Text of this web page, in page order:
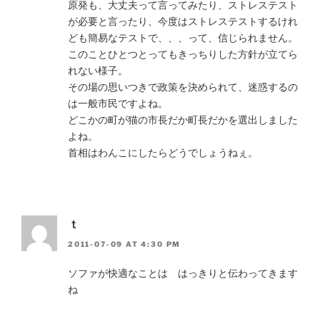
原発も、大丈夫って言ってみたり、ストレステスト
が必要と言ったり、今度はストレステストするけれ
ども簡易なテストで、、、って、信じられません。
このことひとつとってもきっちりした方針が立てら
れない様子。
その場の思いつきで政策を決められて、迷惑するの
は一般市民ですよね。
どこかの町が猫の市長だか町長だかを選出しました
よね。
首相はわんこにしたらどうでしょうねぇ。
ｔ
2011-07-09 AT 4:30 PM
ソファが快適なことは はっきりと伝わってきます
ね